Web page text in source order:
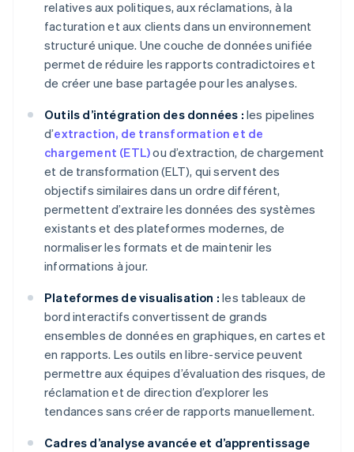
relatives aux politiques, aux réclamations, à la
facturation et aux clients dans un environnement
structuré unique. Une couche de données unifiée
permet de réduire les rapports contradictoires et
de créer une base partagée pour les analyses.
Outils d’intégration des données : les pipelines
d’extraction, de transformation et de
chargement (ETL)ou d’extraction, de chargement
et de transformation (ELT), qui servent des
objectifs similaires dans un ordre différent,
permettent d’extraire les données des systèmes
existants et des plateformes modernes, de
normaliser les formats et de maintenir les
informations à jour.
Plateformes de visualisation : les tableaux de
bord interactifs convertissent de grands
ensembles de données en graphiques, en cartes et
en rapports. Les outils en libre-service peuvent
permettre aux équipes d’évaluation des risques, de
réclamation et de direction d’explorer les
tendances sans créer de rapports manuellement.
Cadres d’analyse avancée et d’apprentissage